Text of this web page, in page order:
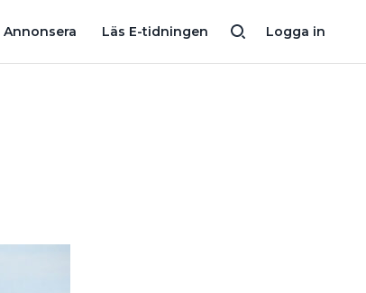
Logga in
Annonsera Läs E-tidningen
”JAG TRODDE INTE DET VAR MÖJLIGT MED MÖGEL I